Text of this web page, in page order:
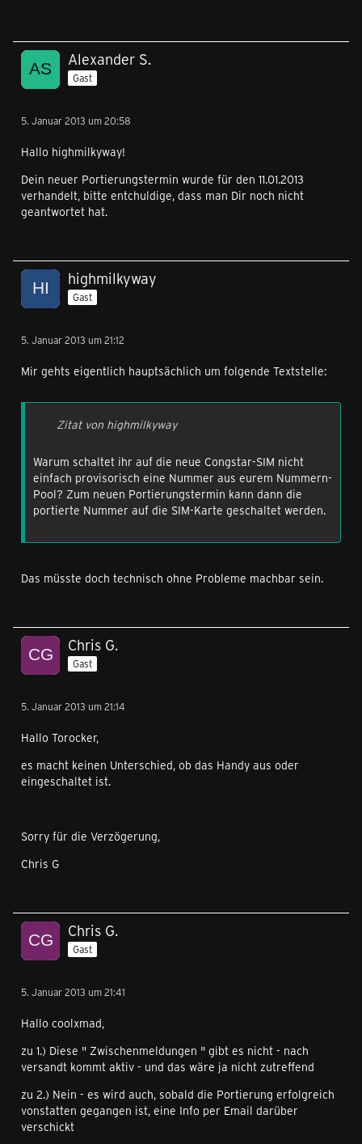
Alexander S.
Gast
5. Januar 2013 um 20:58
Hallo highmilkyway!
Dein neuer Portierungstermin wurde für den 11.01.2013
verhandelt, bitte entchuldige, dass man Dir noch nicht
geantwortet hat.
highmilkyway
Gast
5. Januar 2013 um 21:12
Mir gehts eigentlich hauptsächlich um folgende Textstelle:
Zitat von highmilkyway
Warum schaltet ihr auf die neue Congstar-SIM nicht
einfach provisorisch eine Nummer aus eurem Nummern-
Pool? Zum neuen Portierungstermin kann dann die
portierte Nummer auf die SIM-Karte geschaltet werden.
Das müsste doch technisch ohne Probleme machbar sein.
Chris G.
Gast
5. Januar 2013 um 21:14
Hallo Torocker,
es macht keinen Unterschied, ob das Handy aus oder
eingeschaltet ist.
Sorry für die Verzögerung,
Chris G
Chris G.
Gast
5. Januar 2013 um 21:41
Hallo coolxmad,
zu 1.) Diese " Zwischenmeldungen " gibt es nicht - nach
versandt kommt aktiv - und das wäre ja nicht zutreffend
zu 2.) Nein - es wird auch, sobald die Portierung erfolgreich
vonstatten gegangen ist, eine Info per Email darüber
verschickt